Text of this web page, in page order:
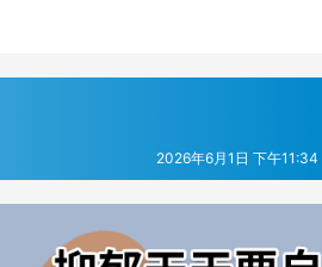
2026年6月1日 下午11:34